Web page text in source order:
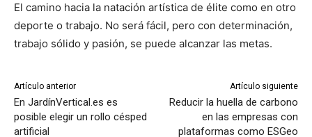
El camino hacia la natación artística de élite como en otro
deporte o trabajo. No será fácil, pero con determinación,
trabajo sólido y pasión, se puede alcanzar las metas.
Artículo anterior
En JardínVertical.es es
posible elegir un rollo césped
artificial
Artículo siguiente
Reducir la huella de carbono
en las empresas con
plataformas como ESGeo